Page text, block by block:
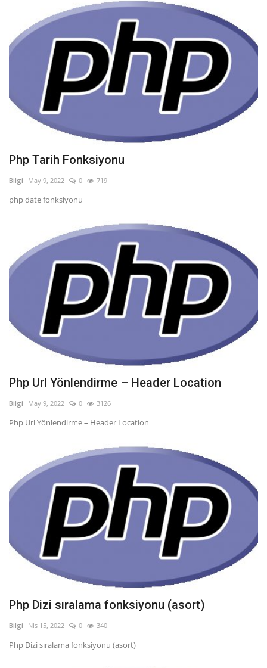
Php Tarih Fonksiyonu
Bilgi May 9, 2022 0 719
php date fonksiyonu
Php Url Yönlendirme – Header Location
Bilgi May 9, 2022 0 3126
Php Url Yönlendirme – Header Location
Php Dizi sıralama fonksiyonu (asort)
Bilgi Nis 15, 2022 0 340
Php Dizi sıralama fonksiyonu (asort)